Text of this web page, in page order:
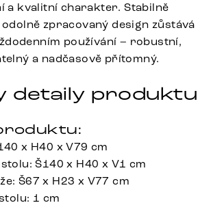
a kvalitní charakter. Stabilně
zpracovaný design zůstává
používání – robustní,
a nadčasově přítomný.
detaily produktu
x H40 x V79 cm
Š140 x H40 x V1 cm
Š67 x H23 x V77 cm
1 cm